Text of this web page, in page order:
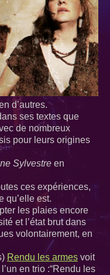
d’autres.
ses textes que
de nombreux
pour leurs origines
Sylvestre en
ces expériences,
qu’elle est.
les plaies encore
et l’état brut dans
volontairement, en
Rendu les armes voit
en trio :“Rendu les